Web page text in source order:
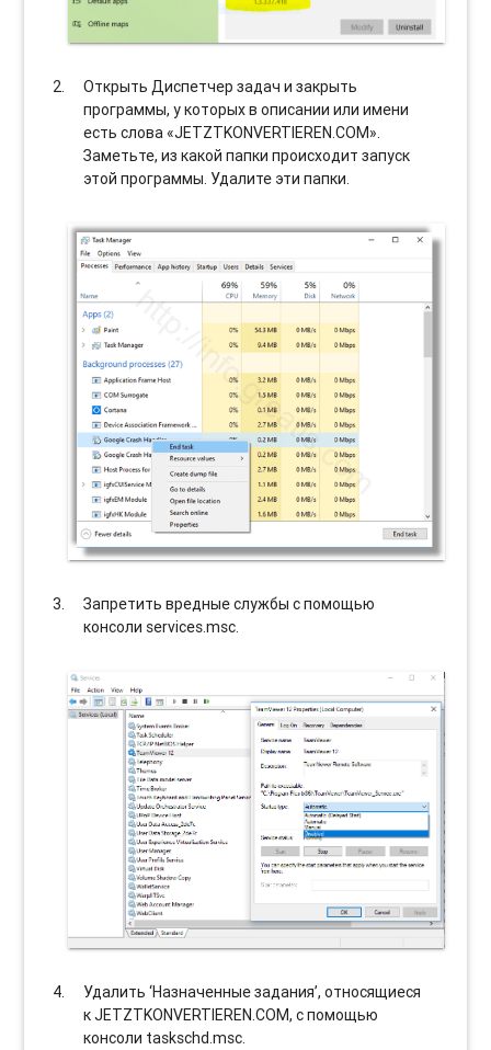
Открыть Диспетчер задач и закрыть
программы, у которых в описании или имени
есть слова «JETZTKONVERTIEREN.COM».
Заметьте, из какой папки происходит запуск
этой программы. Удалите эти папки.
Запретить вредные службы с помощью
консоли services.msc.
Удалить ‘Назначенные задания’, относящиеся
к JETZTKONVERTIEREN.COM, с помощью
консоли taskschd.msc.